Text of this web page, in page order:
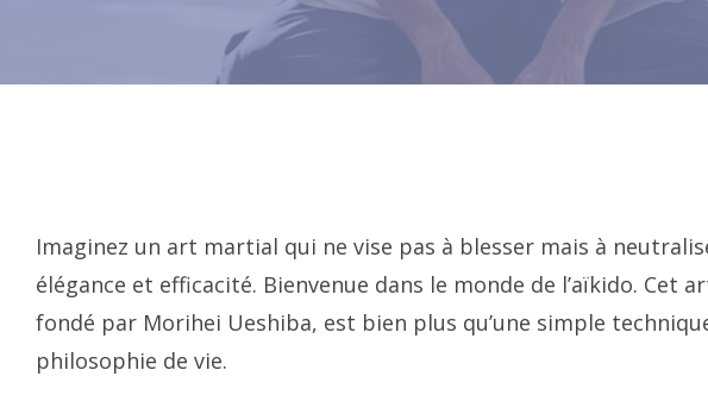
Imaginez un art martial qui ne vise pas à blesser mais à
élégance et efficacité. Bienvenue dans le monde de l’aïkido. Cet
fondé par Morihei Ueshiba, est bien plus qu’une simple
philosophie de vie.